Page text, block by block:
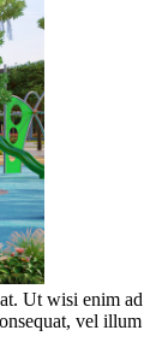
Ut wisi enim
vel